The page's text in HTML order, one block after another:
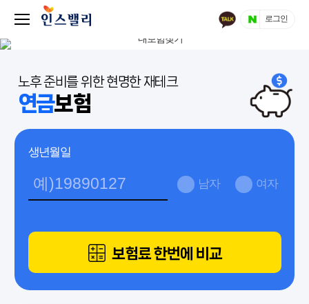
로그인
노후 준비를 위한 현명한 재테크
연금보험
생년월일
남자 여자
보험료 한번에 비교